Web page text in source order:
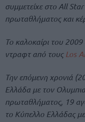
συμμετείχε στο All
πρωταθλήματος και
Το καλοκαίρι του
ντραφτ από τους Los
Την επόμενη χρονιά
Ελλάδα με τον
πρωταθλήματος, 19
το Κύπελλο Ελλάδας